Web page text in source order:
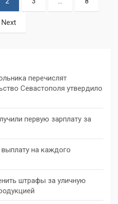
Next
перечислят
Севастополя утвердило
первую зарплату за
на каждого
штрафы за уличную